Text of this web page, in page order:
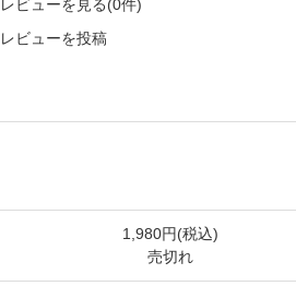
レビューを見る(0件)
レビューを投稿
1,980円(税込)
売切れ